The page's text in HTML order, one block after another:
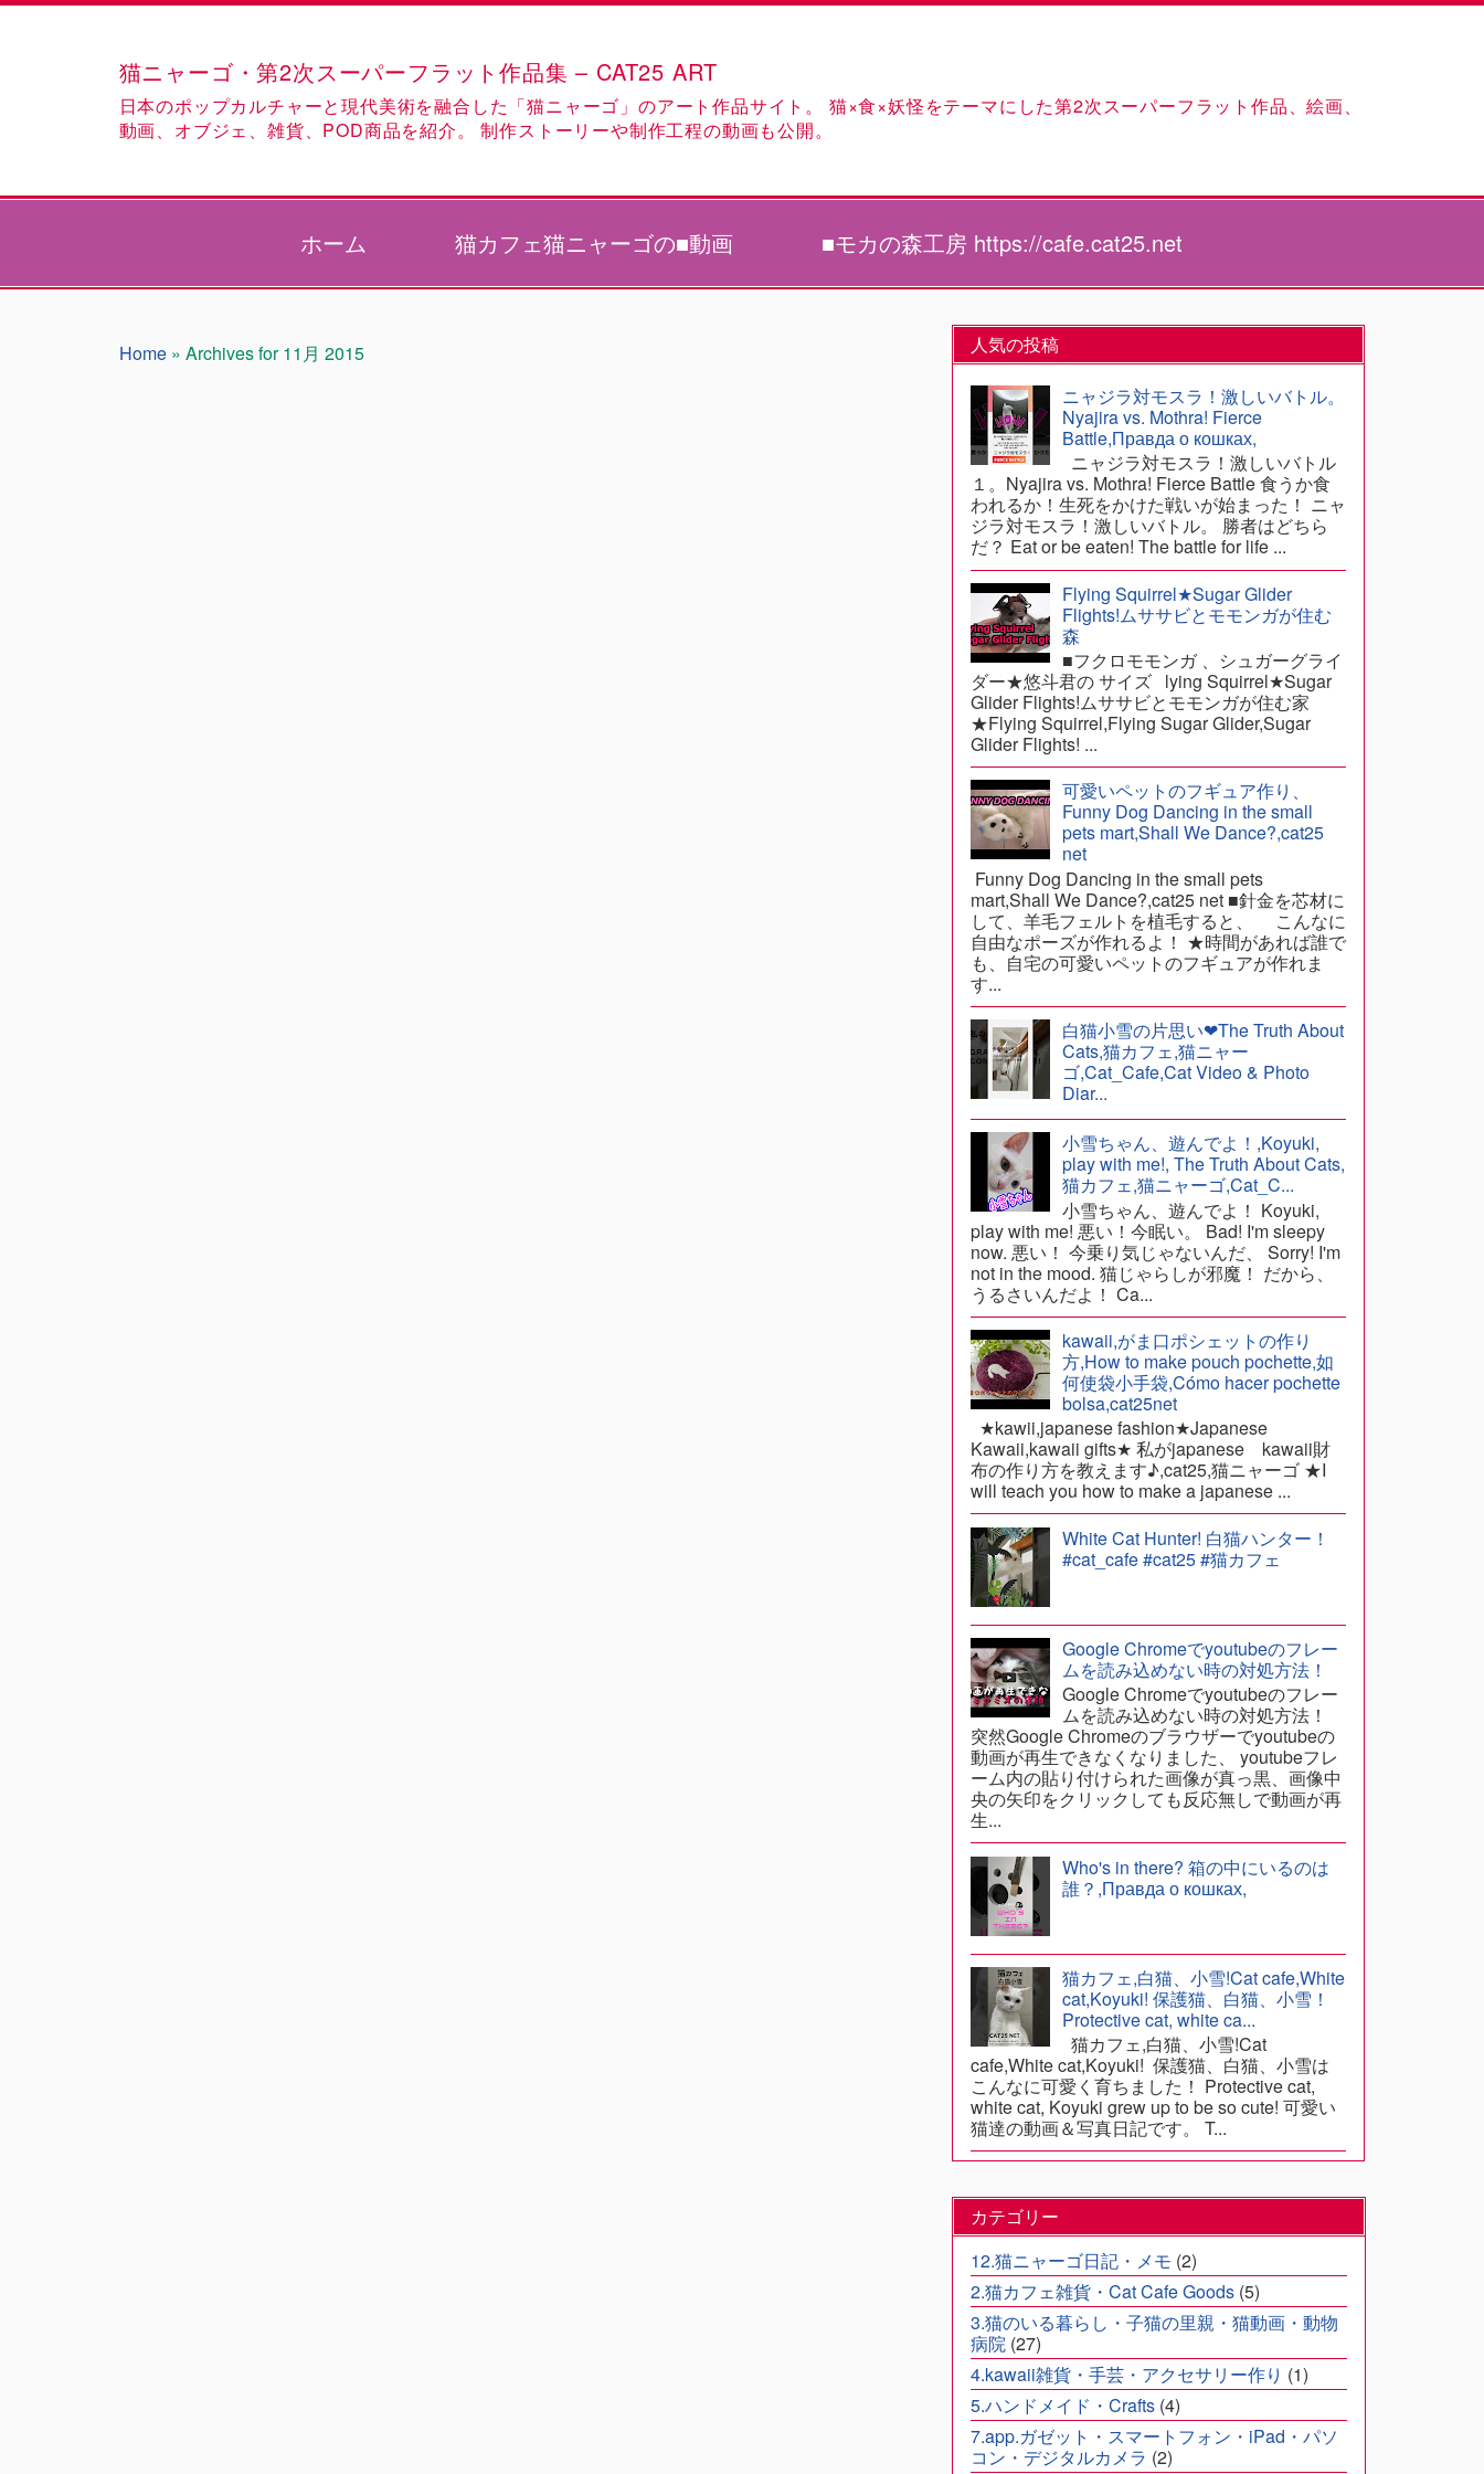
猫ニャーゴ・第2次スーパーフラット作品集 – CAT25 ART
日本のポップカルチャーと現代美術を融合した「猫ニャーゴ」のアート作品サイト。 猫×食×妖怪をテーマにした第2次スーパーフラット作品、絵画、
動画、オブジェ、雑貨、POD商品を紹介。 制作ストーリーや制作工程の動画も公開。
ホーム 猫カフェ猫ニャーゴの■動画 ■モカの森工房 https://cafe.cat25.net
Home» Archives for 11月 2015 人気の投稿
ニャジラ対モスラ！激しいバトル。
Nyajira vs. Mothra! Fierce
Battle,Правда о кошках,
ニャジラ対モスラ！激しいバトル
１。Nyajira vs. Mothra! Fierce Battle 食うか食
われるか！生死をかけた戦いが始まった！ ニャ
ジラ対モスラ！激しいバトル。 勝者はどちら
だ？ Eat or be eaten! The battle for life ...
Flying Squirrel★Sugar Glider
Flights!ムササビとモモンガが住む
森
■フクロモモンガ 、シュガーグライ
ダー★悠斗君の サイズ lying Squirrel★Sugar
Glider Flights!ムササビとモモンガが住む家
★Flying Squirrel,Flying Sugar Glider,Sugar
Glider Flights! ...
可愛いペットのフギュア作り、
Funny Dog Dancing in the small
pets mart,Shall We Dance?,cat25
net
Funny Dog Dancing in the small pets
mart,Shall We Dance?,cat25 net ■針金を芯材に
して、羊毛フェルトを植毛すると、 こんなに
自由なポーズが作れるよ！ ★時間があれば誰で
も、自宅の可愛いペットのフギュアが作れま
す...
白猫小雪の片思い❤The Truth About
Cats,猫カフェ,猫ニャー
ゴ,Cat_Cafe,Cat Video & Photo
Diar...
小雪ちゃん、遊んでよ！,Koyuki,
play with me!, The Truth About Cats,
猫カフェ,猫ニャーゴ,Cat_C...
小雪ちゃん、遊んでよ！ Koyuki,
play with me! 悪い！今眠い。 Bad! I'm sleepy
now. 悪い！ 今乗り気じゃないんだ、 Sorry! I'm
not in the mood. 猫じゃらしが邪魔！ だから、
うるさいんだよ！ Ca...
kawaii,がま口ポシェットの作り
方,How to make pouch pochette,如
何使袋小手袋,Cómo hacer pochette
bolsa,cat25net
★kawii,japanese fashion★Japanese
Kawaii,kawaii gifts★ 私がjapanese kawaii財
布の作り方を教えます♪,cat25,猫ニャーゴ ★I
will teach you how to make a japanese ...
White Cat Hunter! 白猫ハンター！
#cat_cafe #cat25 #猫カフェ
Google Chromeでyoutubeのフレー
ムを読み込めない時の対処方法！
Google Chromeでyoutubeのフレー
ムを読み込めない時の対処方法！
突然Google Chromeのブラウザーでyoutubeの
動画が再生できなくなりました、 youtubeフレ
ーム内の貼り付けられた画像が真っ黒、画像中
央の矢印をクリックしても反応無しで動画が再
生...
Who's in there? 箱の中にいるのは
誰？,Правда о кошках,
猫カフェ,白猫、小雪!Cat cafe,White
cat,Koyuki! 保護猫、白猫、小雪！
Protective cat, white ca...
猫カフェ,白猫、小雪!Cat
cafe,White cat,Koyuki! 保護猫、白猫、小雪は
こんなに可愛く育ちました！ Protective cat,
white cat, Koyuki grew up to be so cute! 可愛い
猫達の動画＆写真日記です。 T...
カテゴリー
12.猫ニャーゴ日記・メモ (2)
2.猫カフェ雑貨・Cat Cafe Goods (5)
3.猫のいる暮らし・子猫の里親・猫動画・動物
病院 (27)
4.kawaii雑貨・手芸・アクセサリー作り (1)
5.ハンドメイド・Crafts (4)
7.app.ガゼット・スマートフォン・iPad・パソ
コン・デジタルカメラ (2)